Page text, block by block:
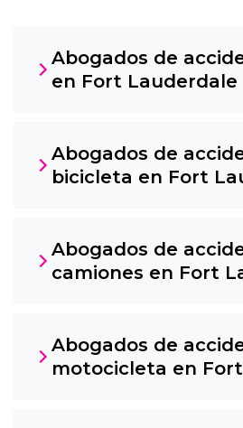
Abogados de
en Fort Lauderdale
Abogados de
bicicleta en Fort
Abogados de
camiones en Fort
Abogados de
motocicleta en